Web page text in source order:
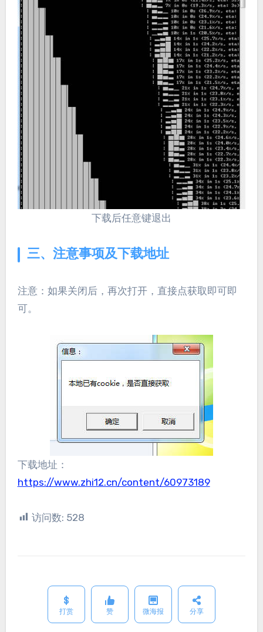
下载后任意键退出
三、注意事项及下载地址
注意：如果关闭后，再次打开，直接点获取即可即
可。
下载地址：
https://www.zhi12.cn/content/60973189
访问数: 528
打赏 赞 微海报 分享